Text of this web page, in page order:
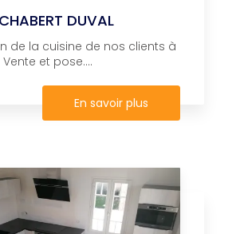
DUVAL
de la cuisine de nos clients à
et pose....
En savoir plus